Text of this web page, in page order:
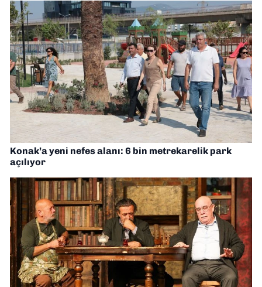
Konak’a yeni nefes alanı: 6 bin metrekarelik park
açılıyor